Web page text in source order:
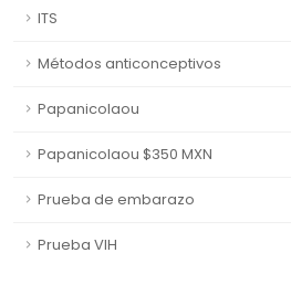
ITS
Métodos anticonceptivos
Papanicolaou
Papanicolaou $350 MXN
Prueba de embarazo
Prueba VIH